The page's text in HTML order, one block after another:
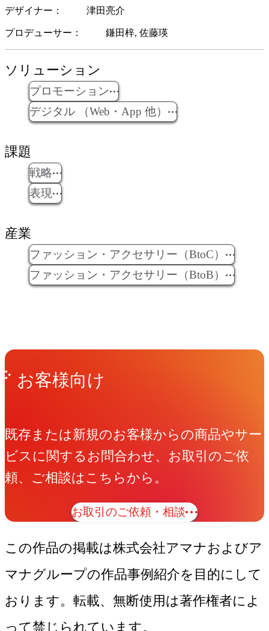
デザイナー 津田亮介
プロデューサー 鎌田梓 佐藤瑛
ソリューション
プロモーション
デジタル （Web・App 他）
課題
戦略
表現
産業
ファッション・アクセサリー（BtoC）
ファッション・アクセサリー（BtoB）
Get in Touchお問い合わせ
お客様向け
既存または新規のお客様からの商品やサー
ビスに関するお問合わせ、お取引のご依
頼、ご相談はこちらから。
お取引のご依頼・相談
この作品の掲載は株式会社アマナおよびア
マナグループの作品事例紹介を目的にして
おります。転載、無断使用は著作権者によ
って禁じられています。